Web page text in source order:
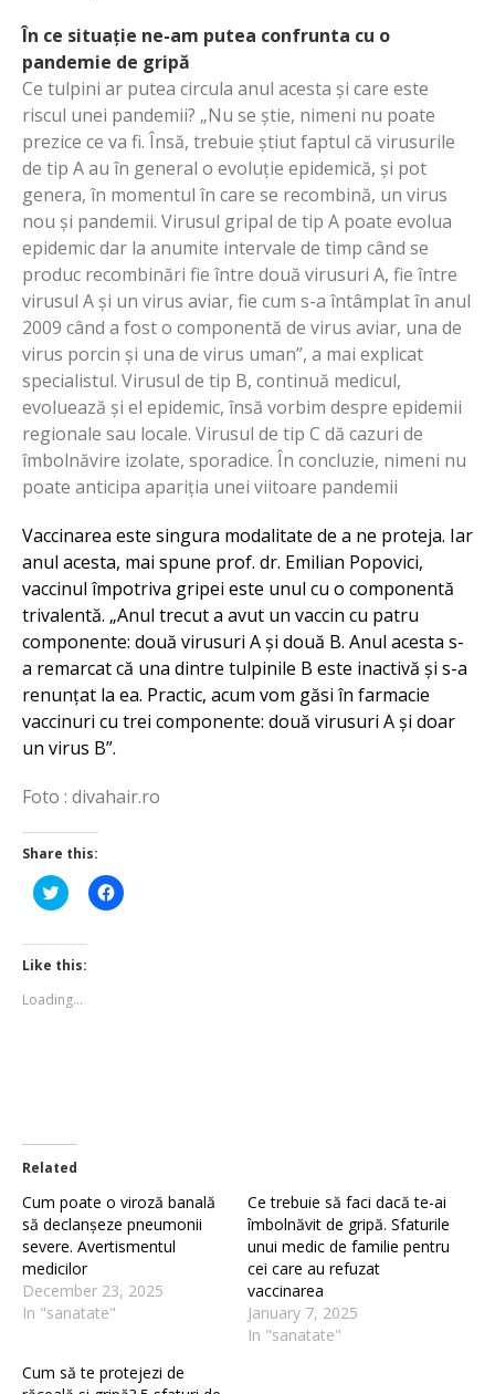
În ce situație ne-am putea confrunta cu o
pandemie de gripă
Ce tulpini ar putea circula anul acesta și care este
riscul unei pandemii? „Nu se știe, nimeni nu poate
prezice ce va fi. Însă, trebuie știut faptul că virusurile
de tip A au în general o evoluție epidemică, și pot
genera, în momentul în care se recombină, un virus
nou și pandemii. Virusul gripal de tip A poate evolua
epidemic dar la anumite intervale de timp când se
produc recombinări fie între două virusuri A, fie între
virusul A și un virus aviar, fie cum s-a întâmplat în anul
2009 când a fost o componentă de virus aviar, una de
virus porcin și una de virus uman”, a mai explicat
specialistul. Virusul de tip B, continuă medicul,
evoluează și el epidemic, însă vorbim despre epidemii
regionale sau locale. Virusul de tip C dă cazuri de
îmbolnăvire izolate, sporadice. În concluzie, nimeni nu
poate anticipa apariția unei viitoare pandemii
Vaccinarea este singura modalitate de a ne proteja. Iar
anul acesta, mai spune prof. dr. Emilian Popovici,
vaccinul împotriva gripei este unul cu o componentă
trivalentă. „Anul trecut a avut un vaccin cu patru
componente: două virusuri A și două B. Anul acesta s-
a remarcat că una dintre tulpinile B este inactivă și s-a
renunțat la ea. Practic, acum vom găsi în farmacie
vaccinuri cu trei componente: două virusuri A și doar
un virus B”.
Foto : divahair.ro
Share this:
Click
to
Twitter
(Opens
in
window)
Click
to
Like this:
Loading...
Related
Cum poate o viroză banală
să declanșeze pneumonii
severe. Avertismentul
medicilor
December 23, 2025
In "sanatate"
Ce trebuie să faci dacă te-ai
îmbolnăvit de gripă. Sfaturile
unui medic de familie pentru
cei care au refuzat
vaccinarea
January 7, 2025
In "sanatate"
Cum să te protejezi de